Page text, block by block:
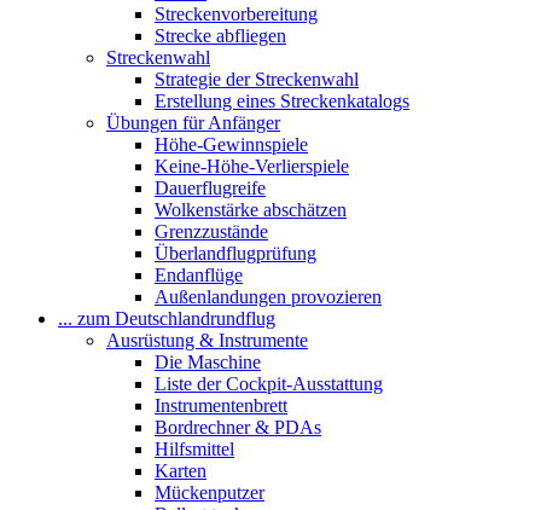
Streckenvorbereitung
Strecke abfliegen
Streckenwahl
Strategie der Streckenwahl
Erstellung eines Streckenkatalogs
Übungen für Anfänger
Höhe-Gewinnspiele
Keine-Höhe-Verlierspiele
Dauerflugreife
Wolkenstärke abschätzen
Grenzzustände
Überlandflugprüfung
Endanflüge
Außenlandungen provozieren
... zum Deutschlandrundflug
Ausrüstung & Instrumente
Die Maschine
Liste der Cockpit-Ausstattung
Instrumentenbrett
Bordrechner & PDAs
Hilfsmittel
Karten
Mückenputzer